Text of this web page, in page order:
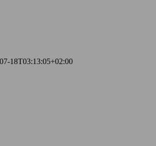
18T03:13:05+02:00